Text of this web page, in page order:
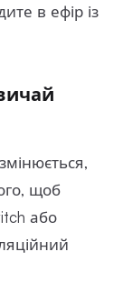
в ефір із
щоб
або